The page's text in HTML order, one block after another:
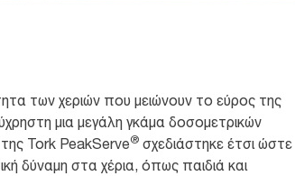
των χεριών που μειώνουν το εύρος της
μια μεγάλη γκάμα δοσομετρικών
Tork PeakServe® σχεδιάστηκε έτσι ώστε
δύναμη στα χέρια, όπως παιδιά και